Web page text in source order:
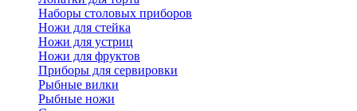
Наборы столовых приборов
Ножи для стейка
Ножи для устриц
Ножи для фруктов
Приборы для сервировки
Рыбные вилки
Рыбные ножи